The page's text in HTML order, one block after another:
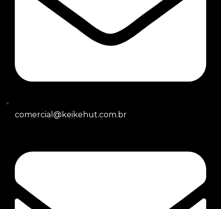
comercial@keikehut.com.br